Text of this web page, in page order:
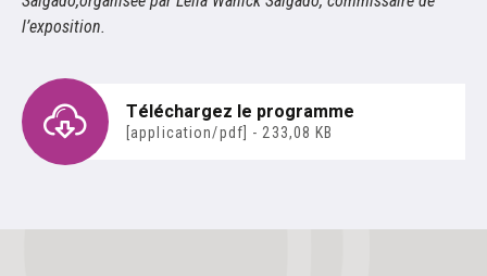
l’exposition.
Téléchargez le programme
[application/pdf] - 233,08 KB